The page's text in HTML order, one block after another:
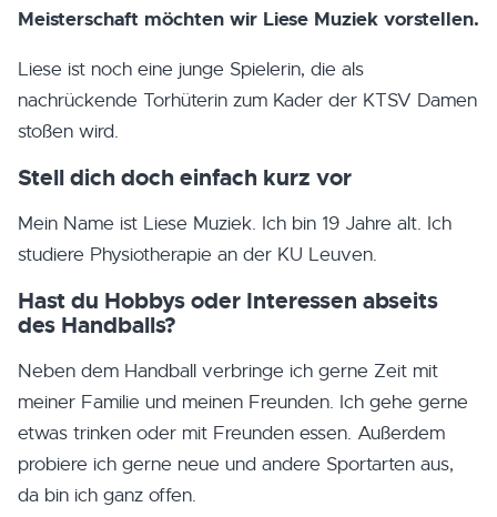
Meisterschaft möchten wir Liese Muziek vorstellen.
Liese ist noch eine junge Spielerin, die als
nachrückende Torhüterin zum Kader der KTSV Damen
stoßen wird.
Stell dich doch einfach kurz vor
Mein Name ist Liese Muziek. Ich bin 19 Jahre alt. Ich
studiere Physiotherapie an der KU Leuven.
Hast du Hobbys oder Interessen abseits
des Handballs?
Neben dem Handball verbringe ich gerne Zeit mit
meiner Familie und meinen Freunden. Ich gehe gerne
etwas trinken oder mit Freunden essen. Außerdem
probiere ich gerne neue und andere Sportarten aus,
da bin ich ganz offen.